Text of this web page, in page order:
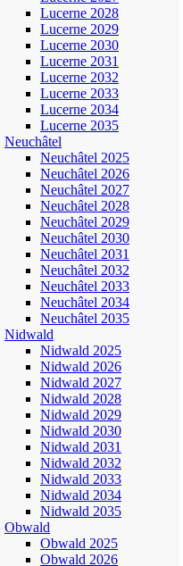
Lucerne 2028
Lucerne 2029
Lucerne 2030
Lucerne 2031
Lucerne 2032
Lucerne 2033
Lucerne 2034
Lucerne 2035
Neuchâtel
Neuchâtel 2025
Neuchâtel 2026
Neuchâtel 2027
Neuchâtel 2028
Neuchâtel 2029
Neuchâtel 2030
Neuchâtel 2031
Neuchâtel 2032
Neuchâtel 2033
Neuchâtel 2034
Neuchâtel 2035
Nidwald
Nidwald 2025
Nidwald 2026
Nidwald 2027
Nidwald 2028
Nidwald 2029
Nidwald 2030
Nidwald 2031
Nidwald 2032
Nidwald 2033
Nidwald 2034
Nidwald 2035
Obwald
Obwald 2025
Obwald 2026